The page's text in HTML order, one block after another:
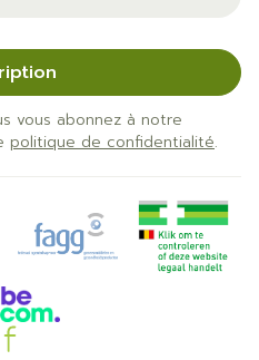
vous abonnez à notre
politique de confidentialité.